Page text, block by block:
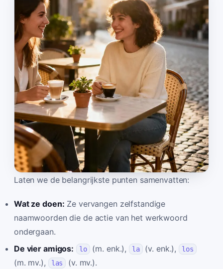
Laten we de belangrijkste punten samenvatten:
Wat ze doen: Ze vervangen zelfstandige
naamwoorden die de actie van het werkwoord
ondergaan.
De vier amigos:
lo (m. enk.), la (v. enk.), los
(m. mv.), las
(v. mv.).